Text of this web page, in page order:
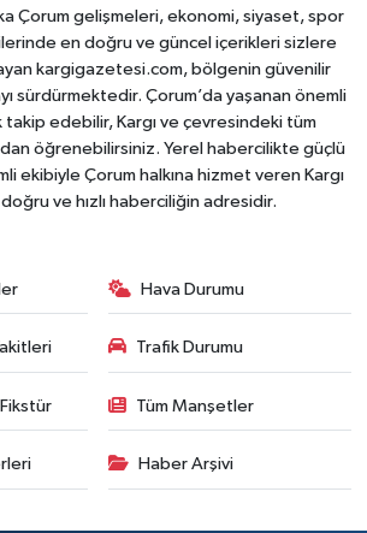
Çorum gelişmeleri, ekonomi, siyaset, spor
en doğru ve güncel içerikleri sizlere
kargigazetesi.com, bölgenin güvenilir
sürdürmektedir. Çorum’da yaşanan önemli
takip edebilir, Kargı ve çevresindeki tüm
öğrenebilirsiniz. Yerel habercilikte güçlü
ekibiyle Çorum halkına hizmet veren Kargı
ve hızlı haberciliğin adresidir.
Hava Durumu
Trafik Durumu
Tüm Manşetler
Haber Arşivi